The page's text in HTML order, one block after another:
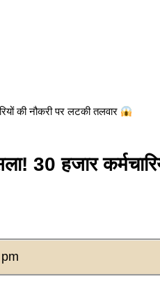
की नौकरी पर लटकी तलवार
हजार